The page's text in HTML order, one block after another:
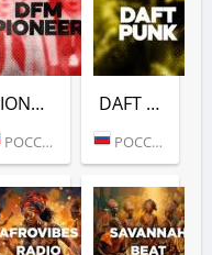
PIONEER (DFM)
РОССИЯ (МОСКВА)
DAFT PUNK (DFM)
РОССИЯ (МОСКВА)